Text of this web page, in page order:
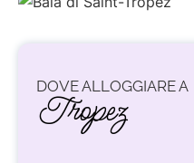
DOVE ALLOGGIARE A
Tropez